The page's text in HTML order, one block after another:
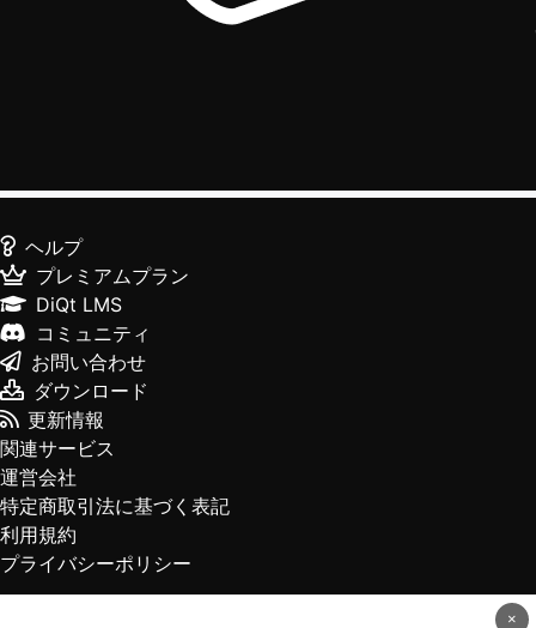
×
ヘルプ
プレミアムプラン
DiQt LMS
コミュニティ
お問い合わせ
ダウンロード
更新情報
関連サービス
運営会社
特定商取引法に基づく表記
利用規約
プライバシーポリシー